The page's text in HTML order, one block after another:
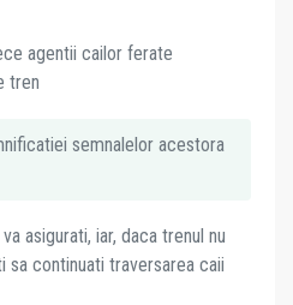
agentii cailor ferate
tren
semnalelor acestora
asigurati, iar, daca trenul nu
sa continuati traversarea caii